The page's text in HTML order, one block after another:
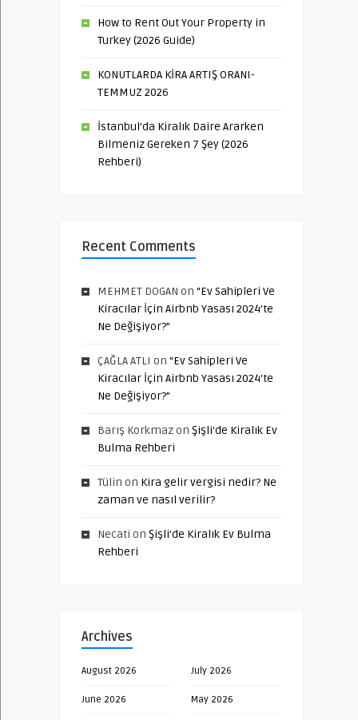
How to Rent Out Your Property in
Turkey (2026 Guide)
KONUTLARDA KİRA ARTIŞ ORANI-
TEMMUZ 2026
İstanbul’da Kiralık Daire Ararken
Bilmeniz Gereken 7 Şey (2026
Rehberi)
Recent Comments
MEHMET DOGAN on “Ev Sahipleri Ve
Kiracılar İçin Airbnb Yasası 2024’te
Ne Değişiyor?”
ÇAĞLA ATLI on “Ev Sahipleri Ve
Kiracılar İçin Airbnb Yasası 2024’te
Ne Değişiyor?”
Barış Korkmazon Şişli’de Kiralık Ev
Bulma Rehberi
Tülin on Kira gelir vergisi nedir? Ne
zaman ve nasıl verilir?
Necati on Şişli’de Kiralık Ev Bulma
Rehberi
Archives
August 2026 July 2026
June 2026 May 2026